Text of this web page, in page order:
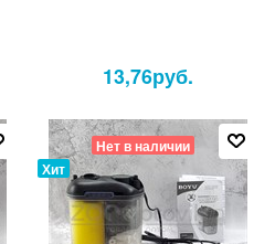
13,76руб.
Нет в наличии
Хит